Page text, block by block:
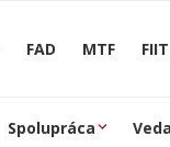
FAD MTF FIIT
Spolupráca